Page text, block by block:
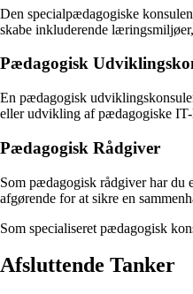
Den specialpædagogiske
skabe inkluderende
Pædagogisk
En pædagogisk
eller udvikling af pædagogiske IT-
Pædagogisk Rådgiver
Som pædagogisk rådgiver har du
afgørende for at sikre en
Som specialiseret pædagogisk
Afsluttende Tanker